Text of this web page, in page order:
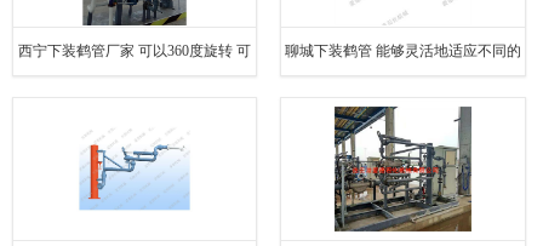
西宁下装鹤管厂家 可以360度旋转 可 聊城下装鹤管 能够灵活地适应不同的